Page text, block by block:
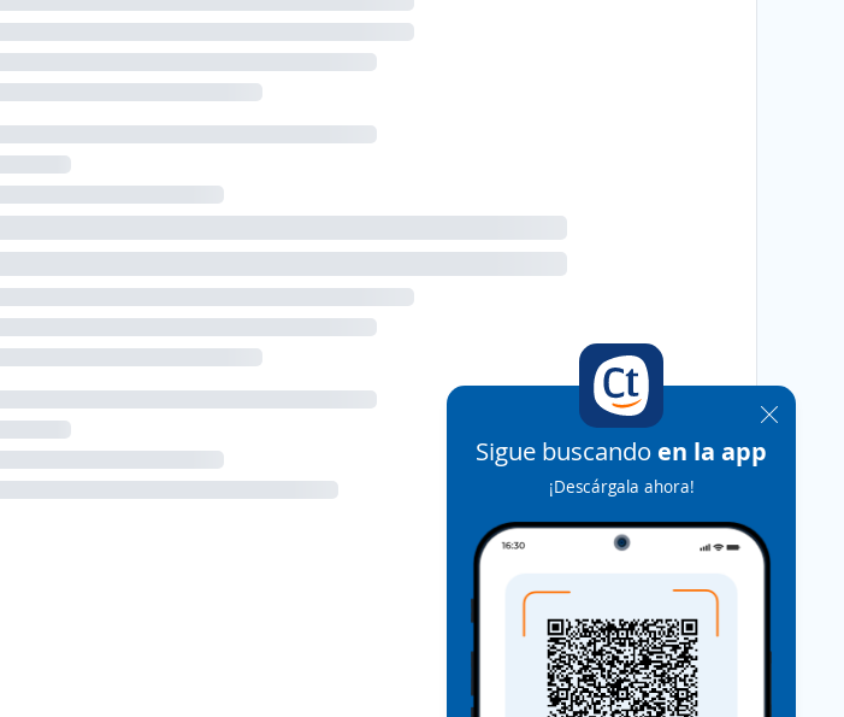
Sigue buscando en la app
¡Descárgala ahora!